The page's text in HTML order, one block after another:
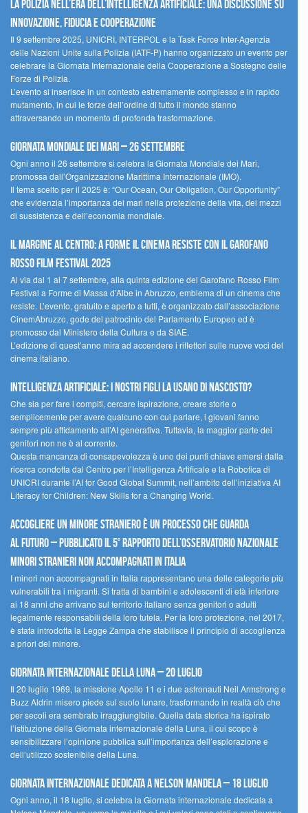
La polizia nell’era dell’Intelligenza Artificiale: una discussione su
innovazione, fiducia e cooperazione
Il 9 settembre 2025, UNICRI, INTERPOL e la Task Force Inter-Agenzia
delle Nazioni Unite sulla Polizia (IATF-P) hanno organizzato un evento per
celebrare la Giornata Internazionale della Cooperazione a Sostegno delle
Forze di Polizia.
L’evento si inserisce in un contesto estremamente complesso e in rapido
mutamento, in cui le forze dell’ordine di tutto il mondo stanno
attraversando un momento di profonda trasformazione.
Giornata Mondiale dei Mari – 26 settembre
Ogni anno il 26 settembre si celebra la Giornata Mondiale dei Mari,
promossa dall’Organizzazione Marittima Internazionale (IMO).
Il tema scelto per il 2025 è: “Our Ocean, Our Obligation, Our Opportunity”
che evidenzia l’importanza dei mari nella protezione della vita, dei mezzi
di sussistenza e dell’economia mondiale.
Il margine al centro: a Forme il cinema resiste con il Garofano
Rosso Film Festival 2025
Al via dal 1 al 7 settembre, alla quinta edizione del Garofano Rosso Film
Festival a Forme di Massa d’Albe in Abruzzo, emblema di un cinema che
resiste. L’evento, gratuito e aperto a tutti, è organizzato dall’associazione
CinemAbruzzo, gode del patrocinio del Parlamento Europeo ed è
promosso dal Ministero della Cultura e da SIAE.
L’edizione di quest’anno mira ad accendere i riflettori sulle nuove voci del
cinema italiano.
Intelligenza artificiale: i nostri figli la usano di nascosto?
Che sia per fare i compiti, cercare ispirazione, creare storie o
semplicemente per avere qualcuno con cui parlare, i giovani fanno
sempre più affidamento all’AI generativa. Tuttavia, la maggior parte dei
genitori non ne è al corrente.
Questa mancanza di consapevolezza è uno dei punti chiave emersi dalla
ricerca condotta dal Centro per l’Intelligenza Artificale e la Robotica di
UNICRI durante l’AI for Good Global Summit, nell’ambito dell’iniziativa AI
Literacy for Children: New Skills for a Changing World.
Accogliere un minore straniero è un processo che guarda
al futuro – Pubblicato il 5° rapporto dell’Osservatorio Nazionale
Minori Stranieri Non Accompagnati in Italia
I minori non accompagnati in Italia rappresentano una delle categorie più
vulnerabili tra i migranti. Si tratta di bambini e adolescenti di età inferiore
ai 18 anni che arrivano sul territorio italiano senza genitori o adulti
legalmente responsabili della loro tutela. Per la loro protezione, nel 2017,
è stata introdotta la Legge Zampa che stabilisce il principio di accoglienza
a priori del minore.
Giornata Internazionale della Luna – 20 luglio
Il 20 luglio 1969, la missione Apollo 11 e i due astronauti Neil Armstrong e
Buzz Aldrin misero piede sul suolo lunare, trasformando in realtà ciò che
per secoli era sembrato irraggiungibile. Quella data storica ha ispirato
l’istituzione della Giornata internazionale della Luna, il cui scopo è
sensibilizzare l’opinione pubblica sull’importanza dell’esplorazione e
dell’utilizzo sostenibile della Luna.
Giornata internazionale dedicata a Nelson Mandela – 18 luglio
Ogni anno, il 18 luglio, si celebra la Giornata internazionale dedicata a